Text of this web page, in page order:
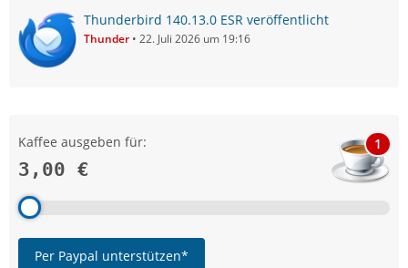
Thunderbird 140.13.0 ESR veröffentlicht
Thunder 22. Juli 2026 um 19:16
Kaffee ausgeben für:
3,00 €
1
Per Paypal unterstützen*